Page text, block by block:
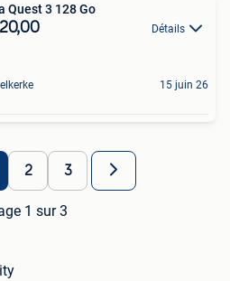
Quest 3 128 Go
Détails
15 juin 26
2 3
1 sur 3